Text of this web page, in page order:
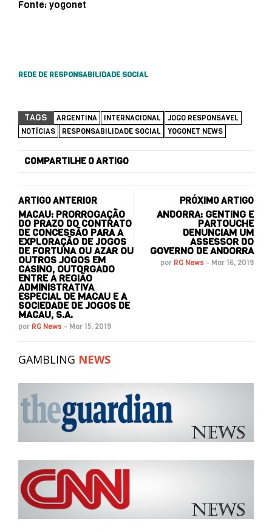
Fonte: yogonet
REDE DE RESPONSABILIDADE SOCIAL
TAGS ARGENTINA INTERNACIONAL
JOGO RESPONSÁVEL
NOTÍCIAS
RESPONSABILIDADE SOCIAL YOGONET NEWS
COMPARTILHE O ARTIGO
ARTIGO ANTERIOR
MACAU: PRORROGAÇÃO
DO PRAZO DO CONTRATO
DE CONCESSÃO PARA A
EXPLORAÇÃO DE JOGOS
DE FORTUNA OU AZAR OU
OUTROS JOGOS EM
CASINO, OUTORGADO
ENTRE A REGIÃO
ADMINISTRATIVA
ESPECIAL DE MACAU E A
SOCIEDADE DE JOGOS DE
MACAU, S.A.
por RG News - Mar 15, 2019
PRÓXIMO ARTIGO
ANDORRA: GENTING E
PARTOUCHE
DENUNCIAM UM
ASSESSOR DO
GOVERNO DE ANDORRA
por RG News - Mar 16, 2019
GAMBLING NEWS